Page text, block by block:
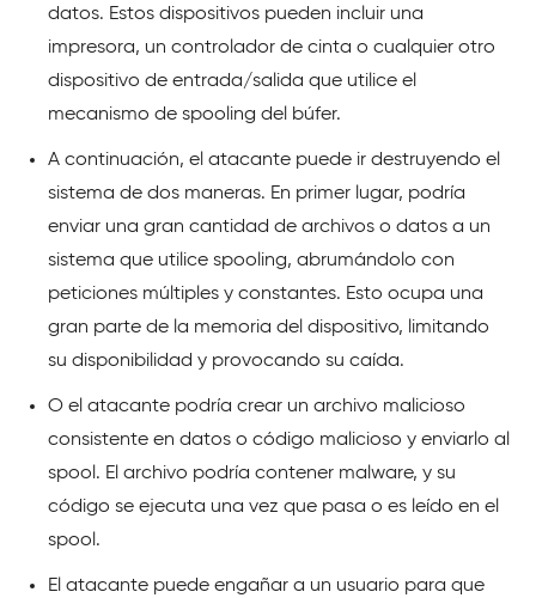
datos. Estos dispositivos pueden incluir una
impresora, un controlador de cinta o cualquier otro
dispositivo de entrada/salida que utilice el
mecanismo de spooling del búfer.
A continuación, el atacante puede ir destruyendo el
sistema de dos maneras. En primer lugar, podría
enviar una gran cantidad de archivos o datos a un
sistema que utilice spooling, abrumándolo con
peticiones múltiples y constantes. Esto ocupa una
gran parte de la memoria del dispositivo, limitando
su disponibilidad y provocando su caída.
O el atacante podría crear un archivo malicioso
consistente en datos o código malicioso y enviarlo al
spool. El archivo podría contener malware, y su
código se ejecuta una vez que pasa o es leído en el
spool.
El atacante puede engañar a un usuario para que